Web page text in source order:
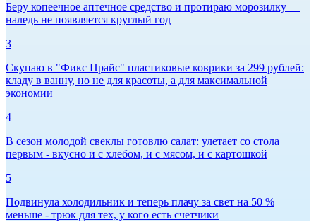
Беру копеечное аптечное средство и протираю морозилку —
наледь не появляется круглый год
3
Скупаю в "Фикс Прайс" пластиковые коврики за 299 рублей:
кладу в ванну, но не для красоты, а для максимальной
экономии
4
В сезон молодой свеклы готовлю салат: улетает со стола
первым - вкусно и с хлебом, и с мясом, и с картошкой
5
Подвинула холодильник и теперь плачу за свет на 50 %
меньше - трюк для тех, у кого есть счетчики